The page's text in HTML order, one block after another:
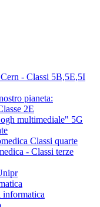
- Classi 5B,5E,5I
pianeta:
2E
multimediale" 5G
Classi quarte
- Classi terze
informatica